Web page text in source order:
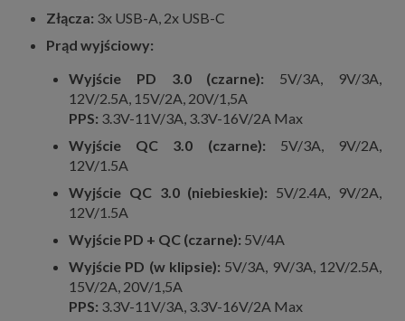
Złącza: 3x USB-A, 2x USB-C
Prąd wyjściowy:
Wyjście PD 3.0 (czarne): 5V/3A, 9V/3A,
12V/2.5A, 15V/2A, 20V/1,5A
PPS: 3.3V-11V/3A, 3.3V-16V/2A Max
Wyjście QC 3.0 (czarne): 5V/3A, 9V/2A,
12V/1.5A
Wyjście QC 3.0 (niebieskie): 5V/2.4A, 9V/2A,
12V/1.5A
Wyjście PD + QC (czarne): 5V/4A
Wyjście PD (w klipsie): 5V/3A, 9V/3A, 12V/2.5A,
15V/2A, 20V/1,5A
PPS: 3.3V-11V/3A, 3.3V-16V/2A Max